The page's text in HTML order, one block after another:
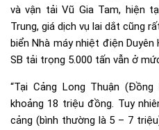
và vận tải Vũ Gia Tam, hiện
Trung, giá dịch vụ lai dắt cũng
biển Nhà máy nhiệt điện
SB tải trọng 5.000 tấn vẫn ở
“Tại Cảng Long Thuận
khoảng 18 triệu đồng. Tuy
cảng (bình thường là 5 – 7